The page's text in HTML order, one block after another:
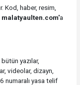
Kod, haber, resim,
malatyaulten.com'a
yazılar,
videolar, dizayn,
numaralı yasa telif